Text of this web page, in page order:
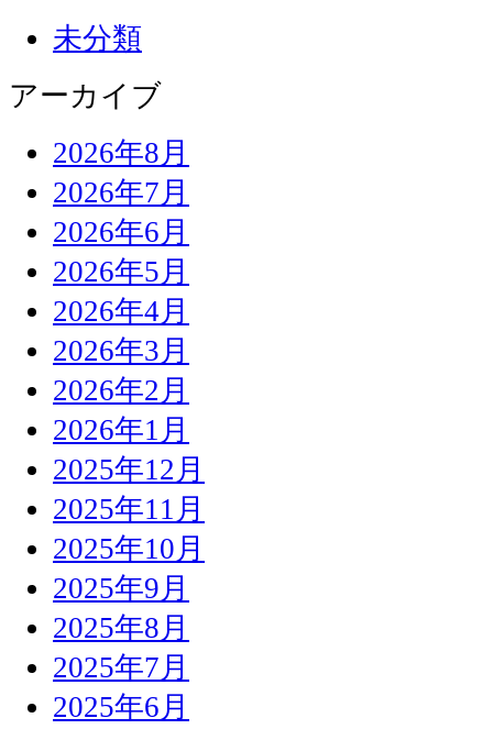
未分類
アーカイブ
2026年8月
2026年7月
2026年6月
2026年5月
2026年4月
2026年3月
2026年2月
2026年1月
2025年12月
2025年11月
2025年10月
2025年9月
2025年8月
2025年7月
2025年6月